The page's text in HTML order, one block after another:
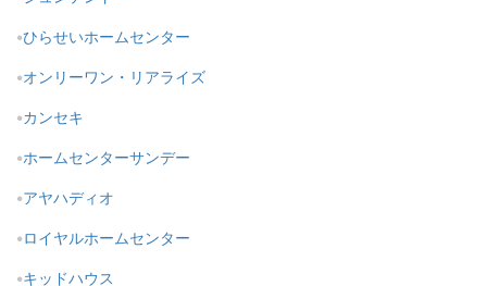
ひらせいホームセンター
オンリーワン・リアライズ
カンセキ
ホームセンターサンデー
アヤハディオ
ロイヤルホームセンター
キッドハウス